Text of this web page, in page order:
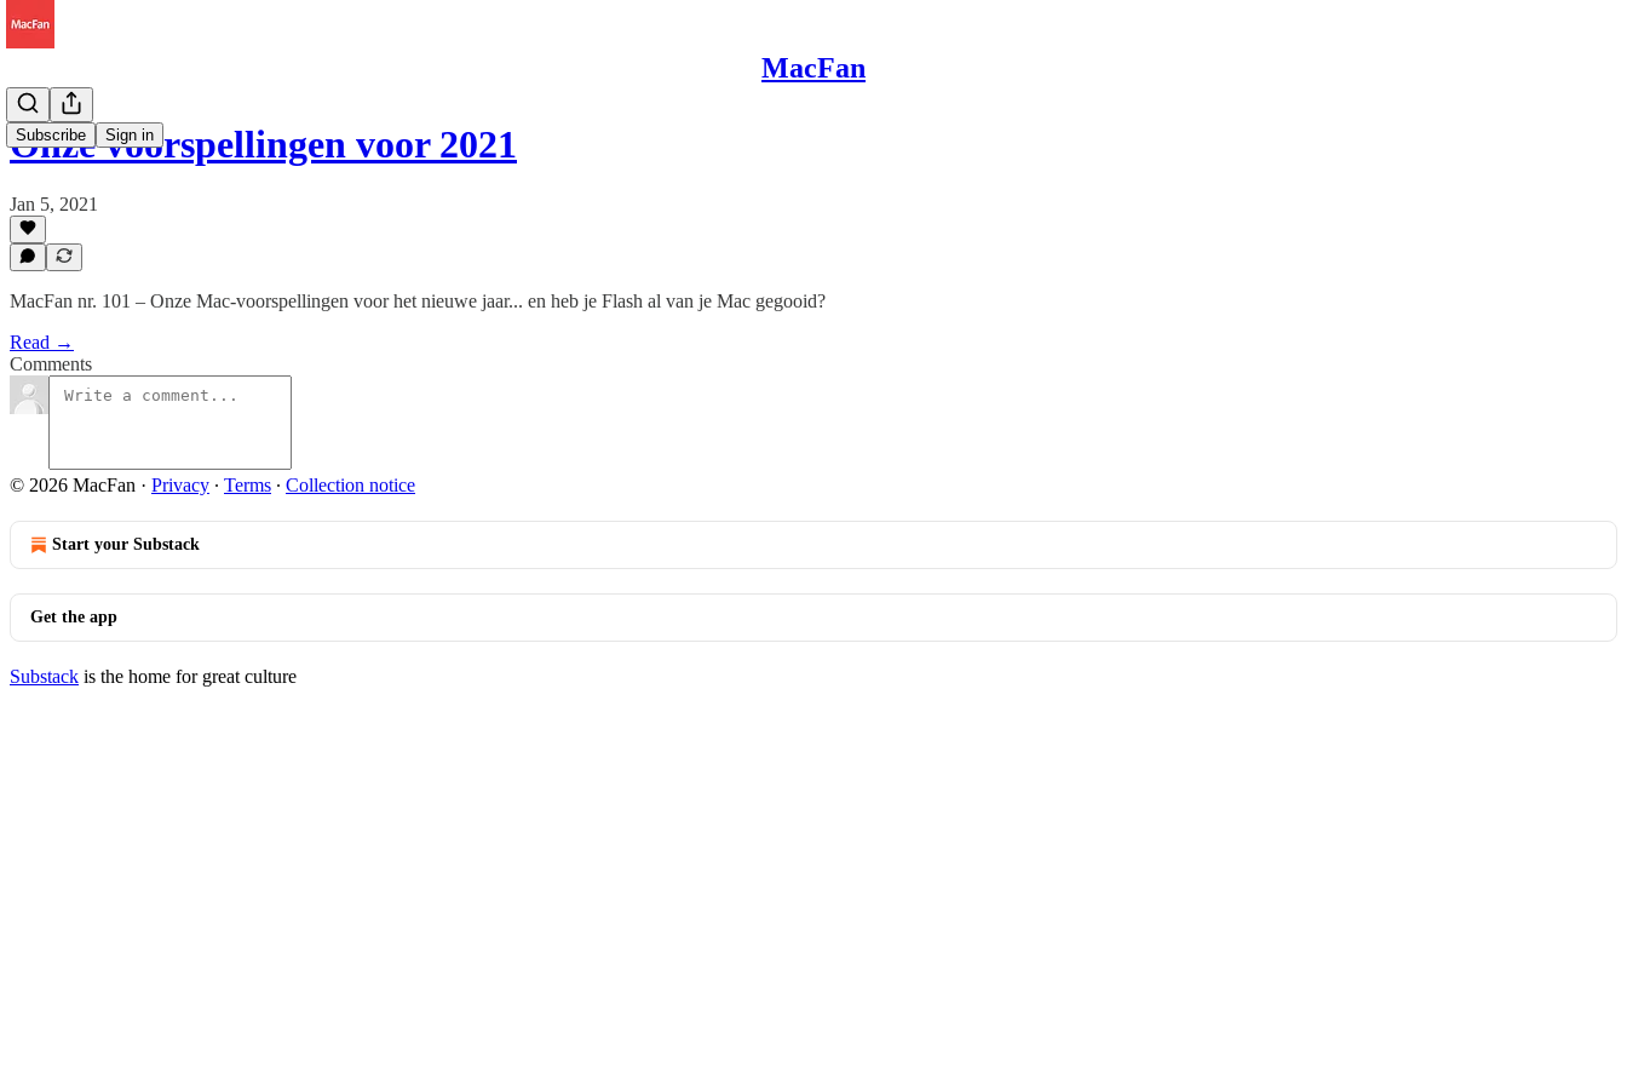
MacFan
Subscribe Sign in
Onze voorspellingen voor 2021
Jan 5, 2021
MacFan nr. 101 – Onze Mac-voorspellingen voor het nieuwe jaar... en heb je Flash al van je Mac gegooid?
Read →
Comments
© 2026 MacFan · Privacy ∙ Terms ∙ Collection notice
Start your Substack
Get the app
Substack is the home for great culture